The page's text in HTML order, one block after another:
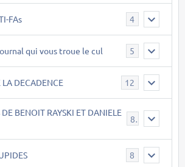
FAs 4
qui vous troue le cul 5
DECADENCE 12
DE BENOIT RAYSKI ET DANIELE
8
8